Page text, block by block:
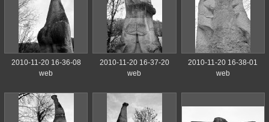
2010-11-20 16-36-08
web
2010-11-20 16-37-20
web
2010-11-20 16-38-01
web